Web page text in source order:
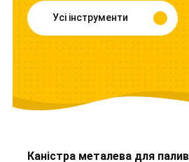
Усі інструменти
Каністра металева для